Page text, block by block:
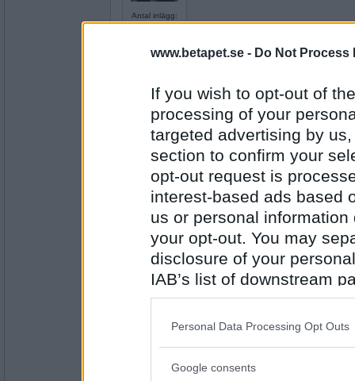
www.betapet.se - Do Not Process
If you wish to opt-out of
processing of your
targeted advertising by
section to confirm your
opt-out request is
interest-based ads based
us or personal
your opt-out. You may
disclosure of your
IAB’s list of downstream
also be disclosed by us
Downstream Participants
Please note that this
Personal Data Processing Opt Outs
Google consents
Antal inlägg:
1738
Antal inlägg:
Kan bistå med ett glas vatten
missundersto
Antal inlägg:
1738
Jag tänkte vi kunde ha knytis, vad tar du
Fan så de låter
Nej, inte om du också ska dit